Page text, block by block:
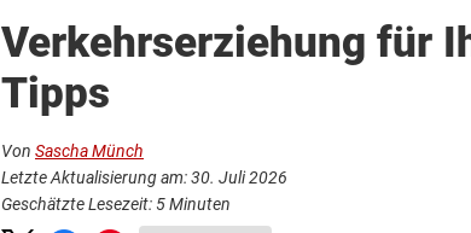
Verkehrserziehung für
Tipps
Von Sascha Münch
Letzte Aktualisierung am: 30. Juli 2026
Geschätzte Lesezeit: 5Minuten